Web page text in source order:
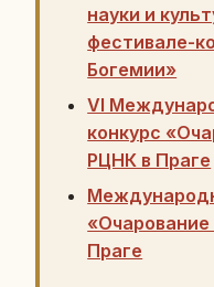
науки и
фестивале-
Богемии»
VI
конкурс
РЦНК в Праге
Праге